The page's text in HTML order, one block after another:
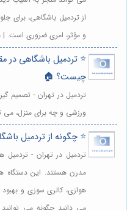
از تردمیل باشگاهی، برای
و مؤثر، امری ضروری است.
⭐️ تردمیل باشگاهی در
چیست؟ 🏠
تردمیل در تهران - تصمیم
ورزشی و چه برای منزل، می
⭐️ چگونه از تردمیل
تردمیل در تهران - تردمیل
مدرن هستند. این دستگاه
هوازی، کالری سوزی و